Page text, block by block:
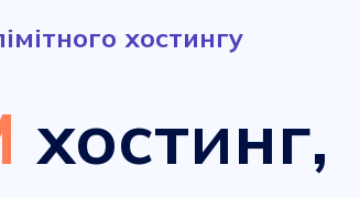
хостингу
хостинг,